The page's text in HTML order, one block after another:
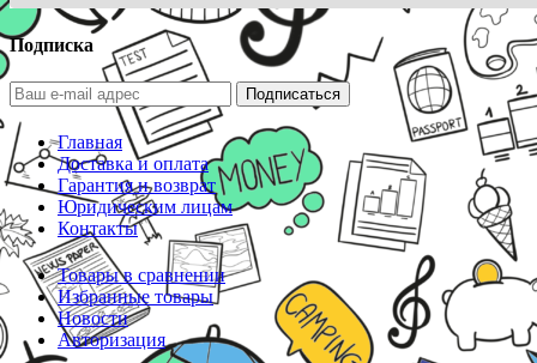
Подписка
Подписаться
Главная
Доставка и оплата
Гарантия и возврат
Юридическим лицам
Контакты
Товары в сравнении
Избранные товары
Новости
Авторизация